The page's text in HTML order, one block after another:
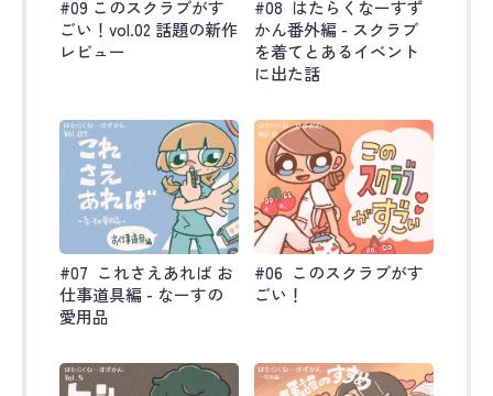
#09 このスクラブがす
ごい！vol.02 話題の新作
レビュー
#08 はたらくなーすず
かん番外編 - スクラブ
を着てとあるイベント
に出た話
#07 これさえあれば お
仕事道具編 - なーすの
愛用品
#06 このスクラブがす
ごい！